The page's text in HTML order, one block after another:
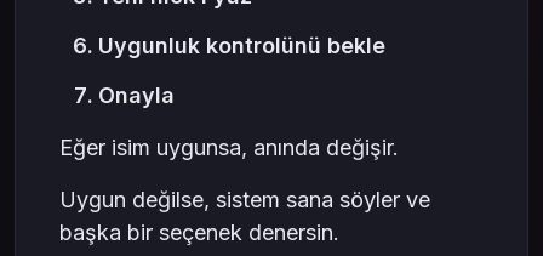
Uygunluk kontrolünü bekle
Onayla
Eğer isim uygunsa, anında değişir.
Uygun değilse, sistem sana söyler ve
başka bir seçenek denersin.